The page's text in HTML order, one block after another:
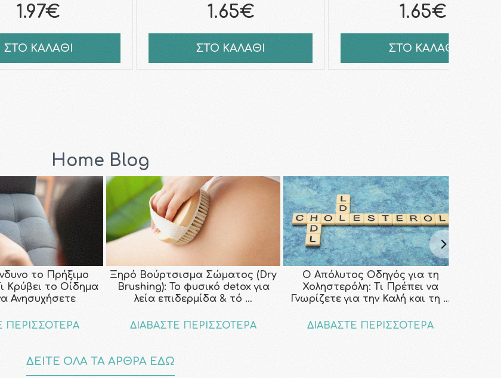
1.97€
ΣΤΟ ΚΑΛΑΘΙ
1.65€
ΣΤΟ ΚΑΛΑΘΙ
1.65€
ΣΤΟ ΚΑΛΑΘΙ
Home Blog
το Πρήξιμο
Κρύβει το Οίδημα
Ανησυχήσετε
ΠΕΡΙΣΣΟΤΕΡΑ
Ξηρό Βούρτσισμα Σώματος (Dry
Brushing): Το φυσικό detox για
λεία επιδερμίδα & τό …
ΔΙΑΒΑΣΤΕ ΠΕΡΙΣΣΟΤΕΡΑ
Ο Απόλυτος Οδηγός για τη
Χοληστερόλη: Τι Πρέπει να
Γνωρίζετε για την Καλή και τη …
ΔΙΑΒΑΣΤΕ ΠΕΡΙΣΣΟΤΕΡΑ
ΔΕΙΤΕ ΟΛΑ ΤΑ ΑΡΘΡΑ ΕΔΩ